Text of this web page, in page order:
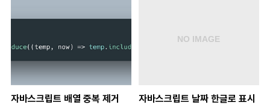
자바스크립트 배열 중복 제거
자바스크립트 날짜 한글로 표시